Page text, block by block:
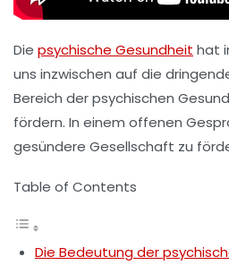
Die psychische Gesundheit hat
uns inzwischen auf die
Bereich der psychischen
fördern. In einem offenen
gesündere Gesellschaft zu
Table of Contents
Die Bedeutung der